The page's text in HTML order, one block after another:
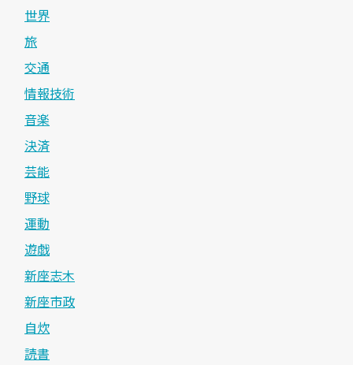
世界
旅
交通
情報技術
音楽
決済
芸能
野球
運動
遊戯
新座志木
新座市政
自炊
読書